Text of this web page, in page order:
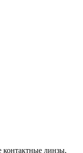
контактные линзы,